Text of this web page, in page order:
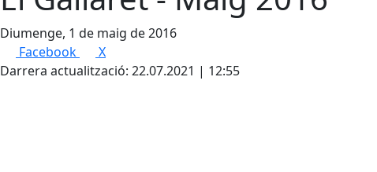
Diumenge, 1 de maig de 2016
Facebook
X
Darrera actualització: 22.07.2021 | 12:55